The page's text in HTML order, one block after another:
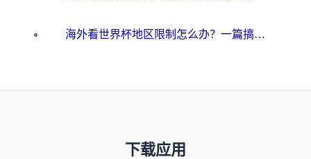
海外看世界杯地区限制怎么办？一篇搞定咪咕视频播放+国内资源无缝访问指南
下载应用